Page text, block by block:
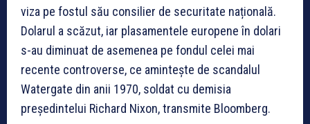
viza pe fostul său consilier de securitate națională.
Dolarul a scăzut, iar plasamentele europene în dolari
s-au diminuat de asemenea pe fondul celei mai
recente controverse, ce amintește de scandalul
Watergate din anii 1970, soldat cu demisia
președintelui Richard Nixon, transmite Bloomberg.